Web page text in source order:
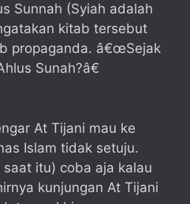
Sunnah (Syiah adalah
kitab tersebut
propaganda. â€œSejak
Sunah?â€
At Tijani mau ke
Islam tidak setuju.
itu) coba aja kalau
kunjungan At Tijani